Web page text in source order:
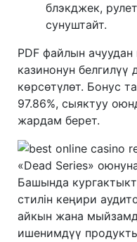
блэкджек,
сунуштайт.
PDF файлын
казинонун
көрсөтүлөт. Бонус
97.86%, сыяктуу
жардам берет.
«Dead Series»
Башында
стилін кеңири
айкын жана
ишенимдүү